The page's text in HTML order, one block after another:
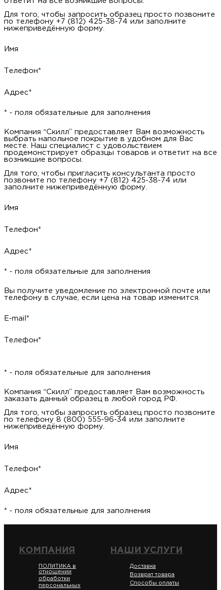
Для того, чтобы запросить образец просто позвоните
по телефону +7 (812) 425-38-74 или заполните
нижеприведённую форму.
Имя
Телефон*
Адрес*
* - поля обязательные для заполнения
Компания “Скилл” предоставляет Вам возможность
выбрать напольное покрытие в удобном для Вас
месте. Наш специалист с удовольствием
продемонстрирует образцы товаров и ответит на все
возникшие вопросы.
Для того, чтобы пригласить консультанта просто
позвоните по телефону +7 (812) 425-38-74 или
заполните нижеприведённую форму.
Имя
Телефон*
Адрес*
* - поля обязательные для заполнения
Вы получите уведомление по электронной почте или
телефону в случае, если цена на товар изменится.
E-mail*
Телефон*
* - поля обязательные для заполнения
Компания “Скилл” предоставляет Вам возможность
заказать данный образец в любой город РФ.
Для того, чтобы запросить образец просто позвоните
по телефону 8 (800) 555-96-34 или заполните
нижеприведённую форму.
Имя
Телефон*
Адрес*
* - поля обязательные для заполнения
КОМПАНИЯ
ПОЛИТИКА в
отношении
обработки
персональных
НАШИ УСЛУГИ
Доставка
Возврат товара
Способы оплаты